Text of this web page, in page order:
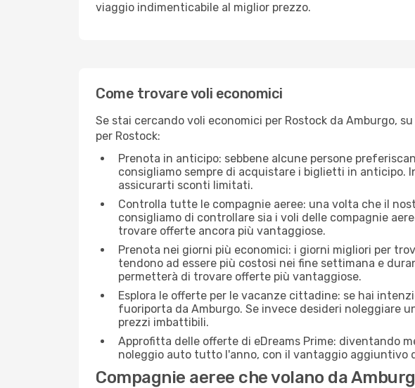
viaggio indimenticabile al miglior prezzo.
Come trovare voli economici
Se stai cercando voli economici per Rostock da Amburgo,
per Rostock:
Prenota in anticipo: sebbene alcune persone
consigliamo sempre di acquistare i biglietti in anticipo.
assicurarti sconti limitati.
Controlla tutte le compagnie aeree: una volta che il
consigliamo di controllare sia i voli delle compagnie
trovare offerte ancora più vantaggiose.
Prenota nei giorni più economici: i giorni migliori per
tendono ad essere più costosi nei fine settimana e
permetterà di trovare offerte più vantaggiose.
Esplora le offerte per le vacanze cittadine: se hai
fuoriporta da Amburgo. Se invece desideri noleggiare
prezzi imbattibili.
Approfitta delle offerte di eDreams Prime: diventando
noleggio auto tutto l'anno, con il vantaggio aggiuntivo
Compagnie aeree che volano da